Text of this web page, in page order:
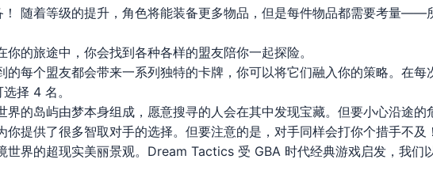
！ 随着等级的提升，角色将能装备更多物品，但是每件物品都需要考量——
的旅途中，你会找到各种各样的盟友陪你一起探险。
的每个盟友都会带来一系列独特的卡牌，你可以将它们融入你的策略。在每
择 4 名。
的岛屿由梦本身组成，愿意搜寻的人会在其中发现宝藏。但要小心沿途的
提供了很多智取对手的选择。但要注意的是，对手同样会打你个措手不及！
世界的超现实美丽景观。Dream Tactics 受 GBA 时代经典游戏启发，我们